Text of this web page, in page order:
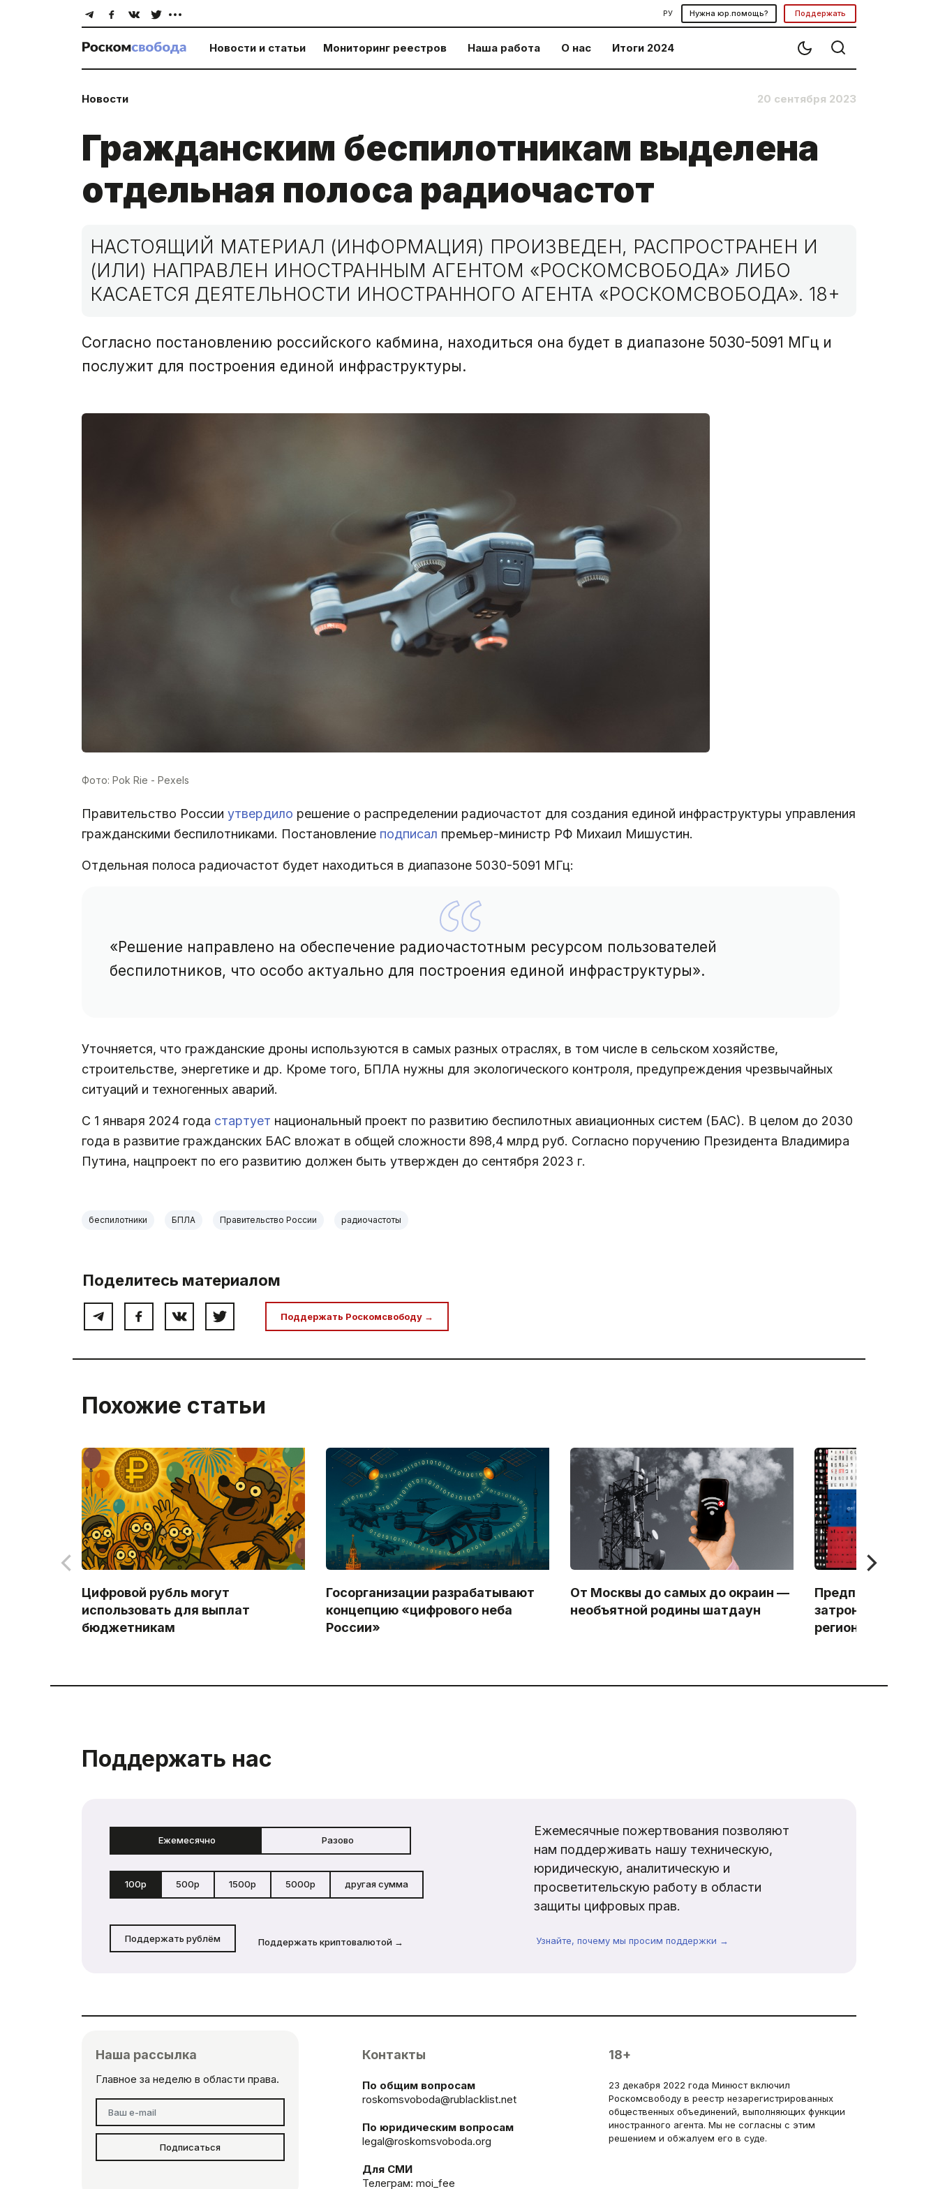
РУ Нужна юр.помощь? Поддержать
Новости и статьи Мониторинг реестров Наша работа О нас Итоги 2024
Новости 20 сентября 2023
Гражданским беспилотникам выделена
отдельная полоса радиочастот
НАСТОЯЩИЙ МАТЕРИАЛ (ИНФОРМАЦИЯ) ПРОИЗВЕДЕН, РАСПРОСТРАНЕН И
(ИЛИ) НАПРАВЛЕН ИНОСТРАННЫМ АГЕНТОМ «РОСКОМСВОБОДА» ЛИБО
КАСАЕТСЯ ДЕЯТЕЛЬНОСТИ ИНОСТРАННОГО АГЕНТА «РОСКОМСВОБОДА». 18+
Согласно постановлению российского кабмина, находиться она будет в диапазоне 5030-5091 МГц и
послужит для построения единой инфраструктуры.
Фото: Pok Rie - Pexels
Правительство России утвердило решение о распределении радиочастот для создания единой инфраструктуры управления
гражданскими беспилотниками. Постановление подписал премьер-министр РФ Михаил Мишустин.
Отдельная полоса радиочастот будет находиться в диапазоне 5030-5091 МГц:
«Решение направлено на обеспечение радиочастотным ресурсом пользователей
беспилотников, что особо актуально для построения единой инфраструктуры».
Уточняется, что гражданские дроны используются в самых разных отраслях, в том числе в сельском хозяйстве,
строительстве, энергетике и др. Кроме того, БПЛА нужны для экологического контроля, предупреждения чрезвычайных
ситуаций и техногенных аварий.
С 1 января 2024 года стартует национальный проект по развитию беспилотных авиационных систем (БАС). В целом до 2030
года в развитие гражданских БАС вложат в общей сложности 898,4 млрд руб. Согласно поручению Президента Владимира
Путина, нацпроект по его развитию должен быть утвержден до сентября 2023 г.
беспилотники БПЛА Правительство России радиочастоты
Поделитесь материалом
Поддержать Роскомсвободу →
Похожие статьи
Цифровой рубль могут
использовать для выплат
бюджетникам
Госорганизации разрабатывают
концепцию «цифрового неба
России»
От Москвы до самых до окраин —
необъятной родины шатдаун
Предпраздничный
затронул
регионах
Поддержать нас
Ежемесячно Разово
100р 500р 1500р 5000р другая сумма
Поддержать рублём Поддержать криптовалютой →
Ежемесячные пожертвования позволяют
нам поддерживать нашу техническую,
юридическую, аналитическую и
просветительскую работу в области
защиты цифровых прав.
Узнайте, почему мы просим поддержки →
Наша рассылка
Главное за неделю в области права.
Подписаться
Контакты
По общим вопросам
roskomsvoboda@rublacklist.net
По юридическим вопросам
legal@roskomsvoboda.org
Для СМИ
Телеграм: moi_fee
18+
23 декабря 2022 года Минюст включил
Роскомсвободу в реестр незарегистрированных
общественных объединений, выполняющих функции
иностранного агента. Мы не согласны с этим
решением и обжалуем его в суде.